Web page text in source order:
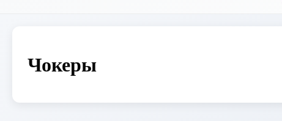
Чокеры